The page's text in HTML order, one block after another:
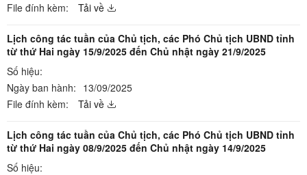
File đính kèm:
Tải về
Lịch công tác tuần của Chủ tịch, các Phó Chủ tịch UBND tỉnh
từ thứ Hai ngày 15/9/2025 đến Chủ nhật ngày 21/9/2025
Số hiệu:
Ngày ban hành: 13/09/2025
File đính kèm:
Tải về
Lịch công tác tuần của Chủ tịch, các Phó Chủ tịch UBND tỉnh
từ thứ Hai ngày 08/9/2025 đến Chủ nhật ngày 14/9/2025
Số hiệu: